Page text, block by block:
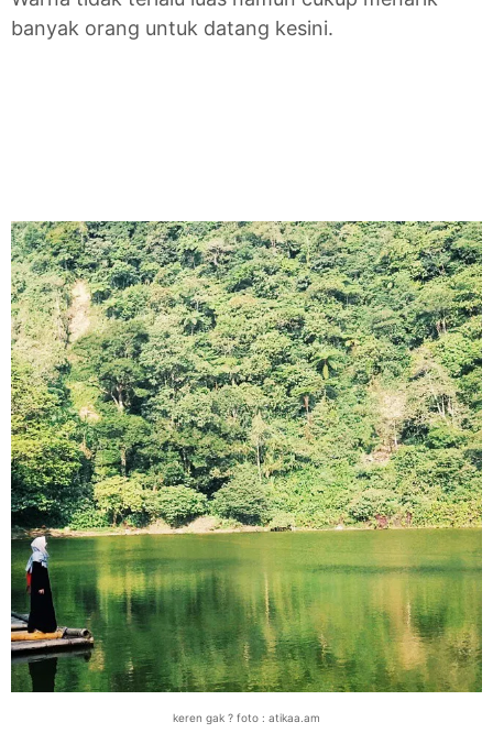
banyak orang untuk datang kesini.
keren gak ? foto : atikaa.am